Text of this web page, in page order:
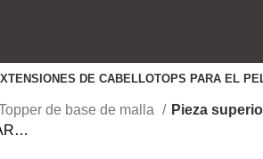
DE CABELLOTOPS PARA EL
de base de malla Pieza